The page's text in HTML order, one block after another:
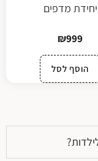
יחידת מדפים
₪999
הוסף לסל